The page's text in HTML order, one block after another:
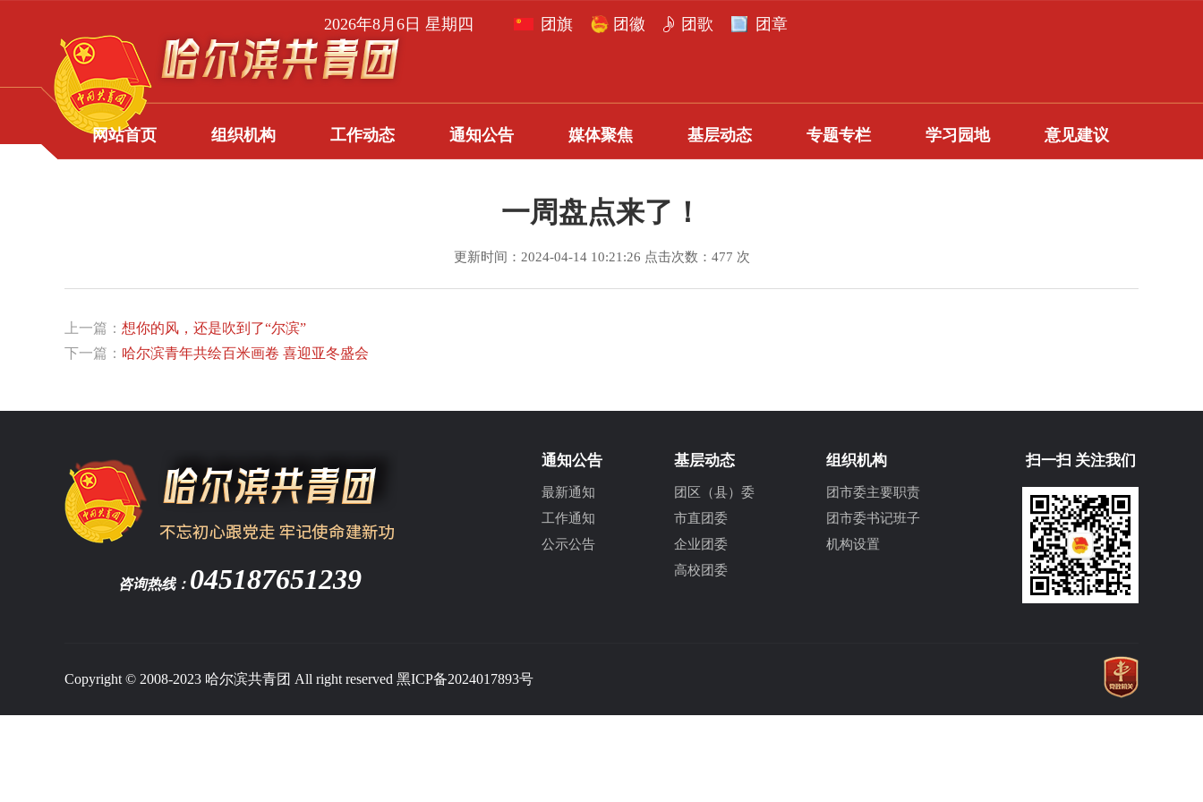
2026年8月6日 星期四 团旗 团徽 团歌 团章
网站首页 组织机构 工作动态 通知公告 媒体聚焦 基层动态 专题专栏 学习园地 意见建议
一周盘点来了！
更新时间：2024-04-14 10:21:26 点击次数：477 次
上一篇： 想你的风，还是吹到了“尔滨”
下一篇： 哈尔滨青年共绘百米画卷 喜迎亚冬盛会
咨询热线： 045187651239
通知公告
最新通知
工作通知
公示公告
基层动态
团区（县）委
市直团委
企业团委
高校团委
组织机构
团市委主要职责
团市委书记班子
机构设置
扫一扫 关注我们
Copyright © 2008-2023 哈尔滨共青团 All right reserved 黑ICP备2024017893号